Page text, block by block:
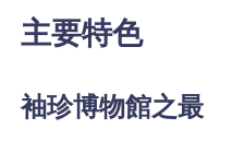
主要特色
袖珍博物館之最